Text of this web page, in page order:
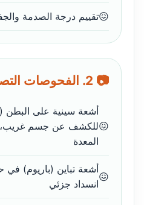
تقييم درجة الصدمة
📷 2. الفحوصات التصويرية الطارئة
أشعة سينية على البطن
للكشف عن جسم غريب،
المعدة
أشعة تباين (باريوم) في
انسداد جزئي